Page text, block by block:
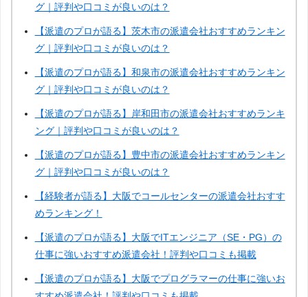
グ｜評判や口コミが良いのは？
【派遣のプロが語る】茨木市の派遣会社おすすめランキン
グ｜評判や口コミが良いのは？
【派遣のプロが語る】和泉市の派遣会社おすすめランキン
グ｜評判や口コミが良いのは？
【派遣のプロが語る】岸和田市の派遣会社おすすめランキ
ング｜評判や口コミが良いのは？
【派遣のプロが語る】豊中市の派遣会社おすすめランキン
グ｜評判や口コミが良いのは？
【経験者が語る】大阪でコールセンターの派遣会社おすす
めランキング！
【派遣のプロが語る】大阪でITエンジニア（SE・PG）の
仕事に強いおすすめ派遣会社！評判や口コミも掲載
【派遣のプロが語る】大阪でプログラマーの仕事に強いお